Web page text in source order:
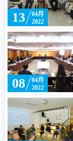
13
04月
2022
08
04月
2022